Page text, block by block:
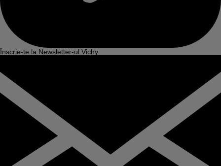
Înscrie-te la Newsletter-ul Vichy